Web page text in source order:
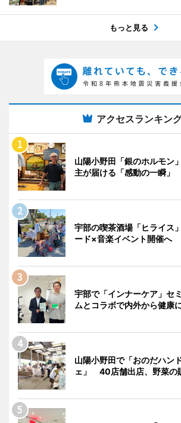
もっと見る
アクセスランキン
山陽小野田「銀のホルモ
主が届ける「感動の一瞬」
宇部の喫茶酒場「ヒライ
ード×音楽イベント開催へ
宇部で「インナーケア」
ムとコラボで内外から健康
山陽小野田で「おのだハン
ェ」 40店舗出店、野菜の